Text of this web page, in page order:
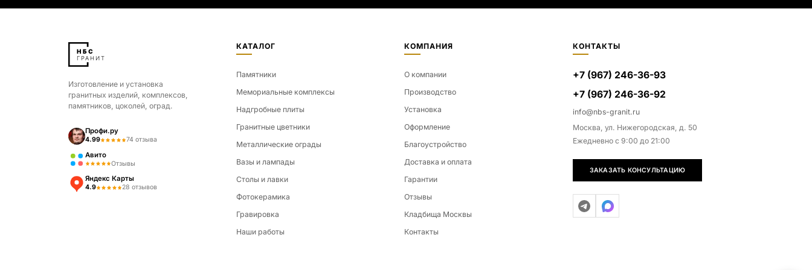
Изготовление и установка
гранитных изделий, комплексов,
памятников, цоколей, оград.
Профи.ру
4.99 74 отзыва
Авито
Отзывы
Яндекс Карты
4.9 28 отзывов
КАТАЛОГ
Памятники
Мемориальные комплексы
Надгробные плиты
Гранитные цветники
Металлические ограды
Вазы и лампады
Столы и лавки
Фотокерамика
Гравировка
Наши работы
КОМПАНИЯ
О компании
Производство
Установка
Оформление
Благоустройство
Доставка и оплата
Гарантии
Отзывы
Кладбища Москвы
Контакты
КОНТАКТЫ
+7 (967) 246-36-93
+7 (967) 246-36-92
info@nbs-granit.ru
Москва, ул. Нижегородская, д. 50
Ежедневно с 9:00 до 21:00
ЗАКАЗАТЬ КОНСУЛЬТАЦИЮ